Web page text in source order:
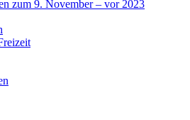
zum 9. November – vor 2023